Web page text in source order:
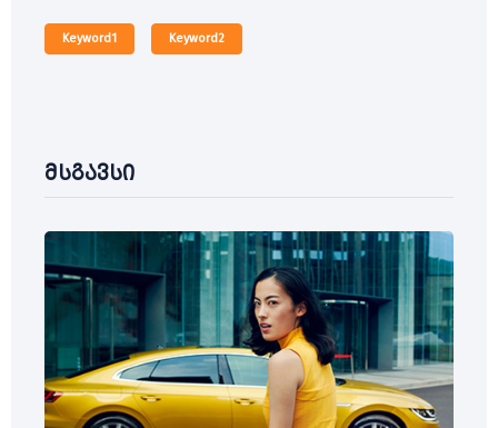
Keyword1 Keyword2
მსგავსი